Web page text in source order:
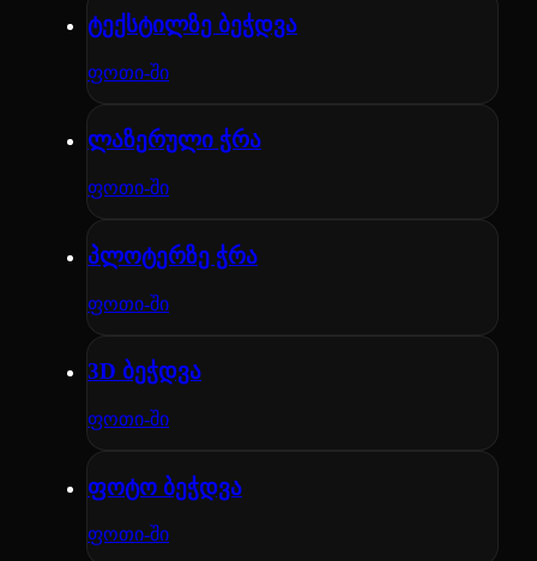
ტექსტილზე ბეჭდვა
ფოთი-ში
ლაზერული ჭრა
ფოთი-ში
პლოტერზე ჭრა
ფოთი-ში
3D ბეჭდვა
ფოთი-ში
ფოტო ბეჭდვა
ფოთი-ში